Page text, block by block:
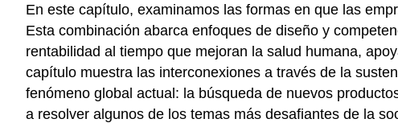
En este capítulo, examinamos las formas en que las
Esta combinación abarca enfoques de diseño y
rentabilidad al tiempo que mejoran la salud humana,
capítulo muestra las interconexiones a través de la
fenómeno global actual: la búsqueda de nuevos
a resolver algunos de los temas más desafiantes de la